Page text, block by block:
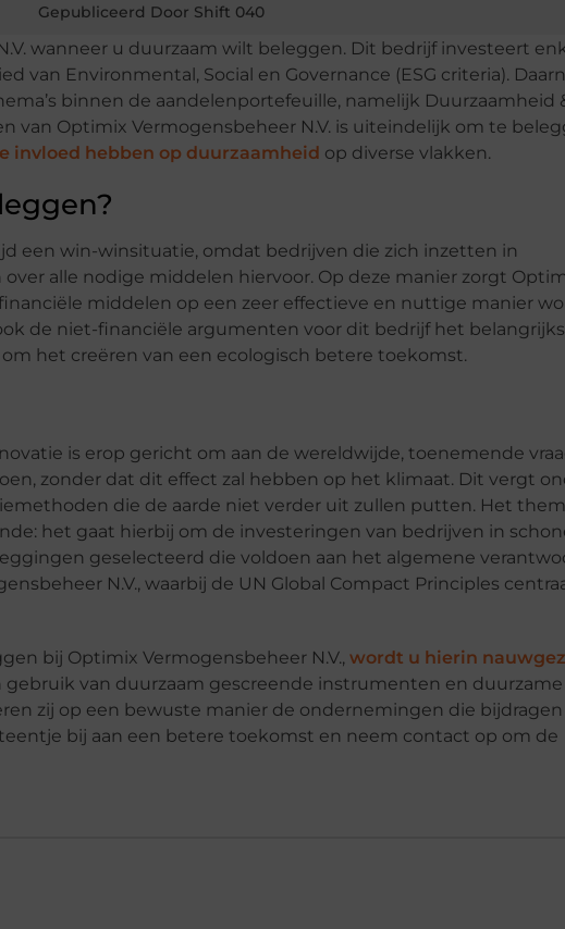
Gepubliceerd Door Shift 040
wanneer u duurzaam wilt beleggen. Dit bedrijf investeert
van Environmental, Social en Governance (ESG criteria).
binnen de aandelenportefeuille, namelijk Duurzaamheid
van Optimix Vermogensbeheer N.V. is uiteindelijk om te
invloed hebben op duurzaamheid op diverse vlakken.
een win-winsituatie, omdat bedrijven die zich inzetten in
alle nodige middelen hiervoor. Op deze manier zorgt
middelen op een zeer effectieve en nuttige manier
de niet-financiële argumenten voor dit bedrijf het
het creëren van een ecologisch betere toekomst.
is erop gericht om aan de wereldwijde, toenemende
zonder dat dit effect zal hebben op het klimaat. Dit vergt
die de aarde niet verder uit zullen putten. Het
het gaat hierbij om de investeringen van bedrijven in
geselecteerd die voldoen aan het algemene
N.V., waarbij de UN Global Compact Principles
bij Optimix Vermogensbeheer N.V., wordt u hierin
van duurzaam gescreende instrumenten en
zij op een bewuste manier de ondernemingen die
bij aan een betere toekomst en neem contact op om de